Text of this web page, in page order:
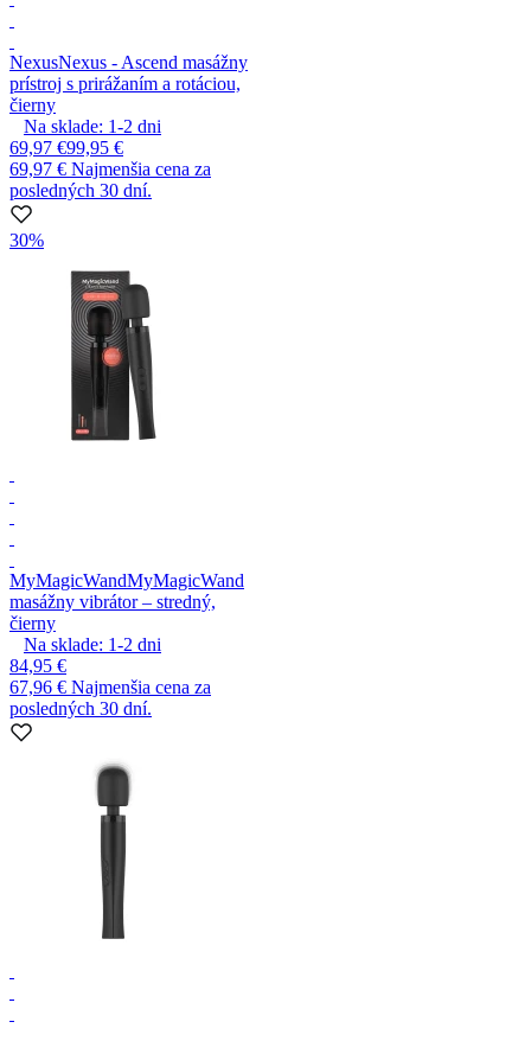
NexusNexus - Ascend masážny
prístroj s prirážaním a rotáciou,
čierny
Na sklade: 1-2 dni
69,97 €99,95 €
69,97 € Najmenšia cena za
posledných 30 dní.
30%
MyMagicWandMyMagicWand
masážny vibrátor – stredný,
čierny
Na sklade: 1-2 dni
84,95 €
67,96 € Najmenšia cena za
posledných 30 dní.